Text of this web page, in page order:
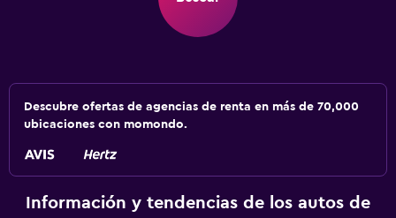
Descubre ofertas de agencias de renta en más de 70,000
ubicaciones con momondo.
Información y tendencias de los autos de